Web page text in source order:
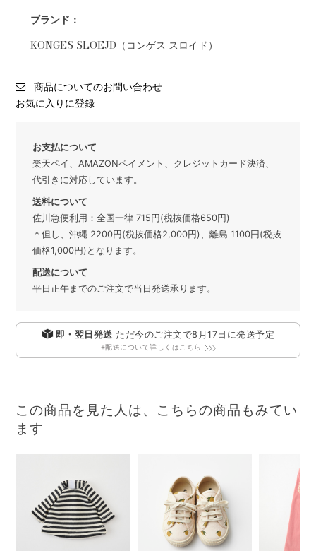
ブランド：
KONGES SLOEJD（コンゲス スロイド）
商品についてのお問い合わせ
お気に入りに登録
お支払について
楽天ペイ、AMAZONペイメント、クレジットカード決済、
代引きに対応しています。
送料について
佐川急便利用：全国一律 715円(税抜価格650円)
＊但し、沖縄 2200円(税抜価格2,000円)、離島 1100円(税抜
価格1,000円)となります。
配送について
平日正午までのご注文で当日発送承ります。
即・翌日発送 ただ今のご注文で8月17日 に発送予定
※配送について詳しくはこちら
この商品を見た人は、こちらの商品もみてい
ます